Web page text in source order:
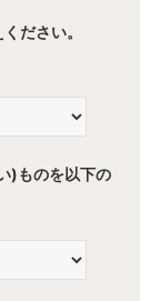
ださい。
)ものを以下の